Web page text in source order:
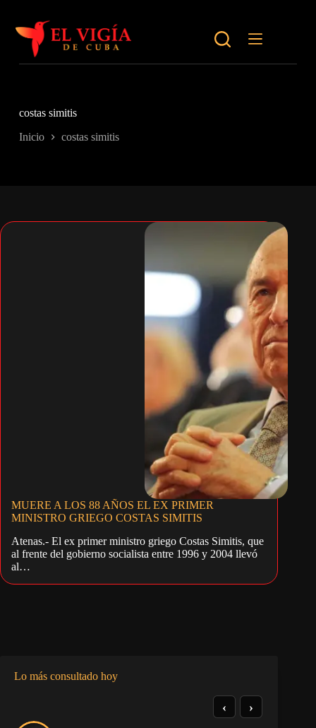
contenido
costas simitis
Inicio costas simitis
MUERE A LOS 88 AÑOS EL EX PRIMER
MINISTRO GRIEGO COSTAS SIMITIS
Atenas.- El ex primer ministro griego Costas Simitis, que
al frente del gobierno socialista entre 1996 y 2004 llevó
al…
Lo más consultado hoy
‹ ›